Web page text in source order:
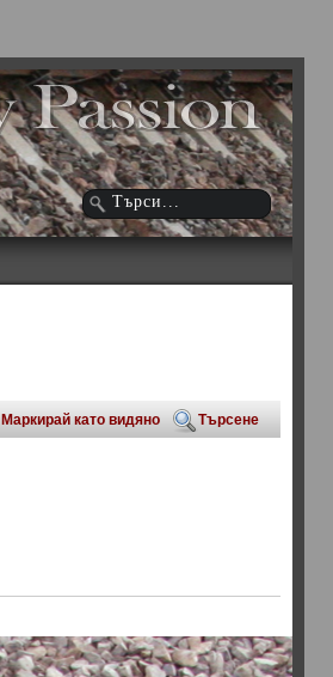
Маркирай като видяно Търсене